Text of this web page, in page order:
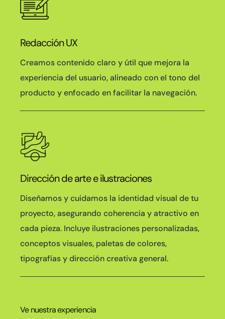
Redacción UX
Creamos contenido claro y útil que mejora la
experiencia del usuario, alineado con el tono del
producto y enfocado en facilitar la navegación.
Dirección de arte e ilustraciones
Diseñamos y cuidamos la identidad visual de tu
proyecto, asegurando coherencia y atractivo en
cada pieza. Incluye ilustraciones personalizadas,
conceptos visuales, paletas de colores,
tipografías y dirección creativa general.
Ve nuestra experiencia